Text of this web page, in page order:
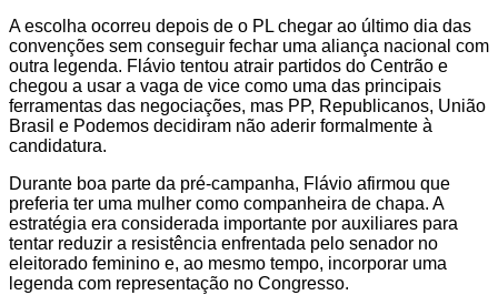
A escolha ocorreu depois de o PL chegar ao último dia das
convenções sem conseguir fechar uma aliança nacional com
outra legenda. Flávio tentou atrair partidos do Centrão e
chegou a usar a vaga de vice como uma das principais
ferramentas das negociações, mas PP, Republicanos, União
Brasil e Podemos decidiram não aderir formalmente à
candidatura.
Durante boa parte da pré-campanha, Flávio afirmou que
preferia ter uma mulher como companheira de chapa. A
estratégia era considerada importante por auxiliares para
tentar reduzir a resistência enfrentada pelo senador no
eleitorado feminino e, ao mesmo tempo, incorporar uma
legenda com representação no Congresso.